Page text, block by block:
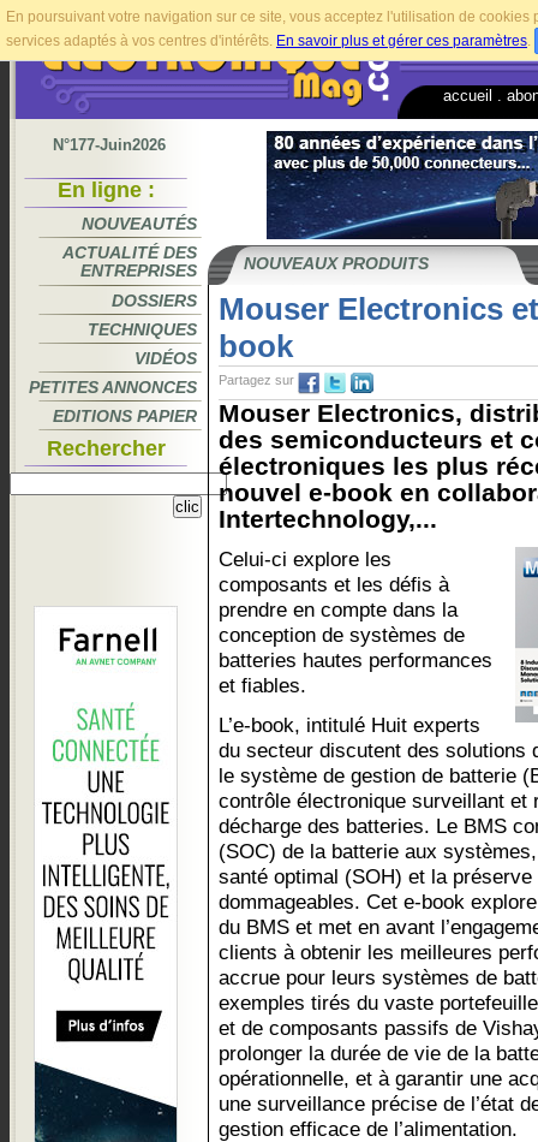
En poursuivant votre navigation sur ce site, vous acceptez l'utilisation de
services adaptés à vos centres d'intérêts. En savoir plus et gérer ces paramètres.
accueil
N°177-Juin2026
En ligne :
NOUVEAUTÉS
ACTUALITÉ DES
ENTREPRISES
DOSSIERS
TECHNIQUES
VIDÉOS
PETITES ANNONCES
EDITIONS PAPIER
Rechercher
NOUVEAUX PRODUITS
Mouser Electronics
book
Partagez sur
Mouser Electronics,
des semiconducteurs et
électroniques les plus
nouvel e-book en
Intertechnology,...
Celui-ci explore les
composants et les défis à
prendre en compte dans la
conception de systèmes de
batteries hautes performances
et fiables.
L’e-book, intitulé Huit experts
du secteur discutent des solutions
le système de gestion de batterie
contrôle électronique surveillant et
décharge des batteries. Le BMS
(SOC) de la batterie aux
santé optimal (SOH) et la
dommageables. Cet e-book
du BMS et met en avant
clients à obtenir les meilleures
accrue pour leurs systèmes de
exemples tirés du vaste
et de composants passifs de
prolonger la durée de vie de la
opérationnelle, et à garantir une
une surveillance précise de l’état
gestion efficace de l’alimentation.